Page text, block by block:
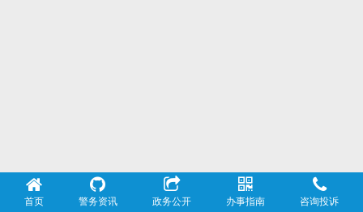
首页 警务资讯 政务公开 办事指南 咨询投诉